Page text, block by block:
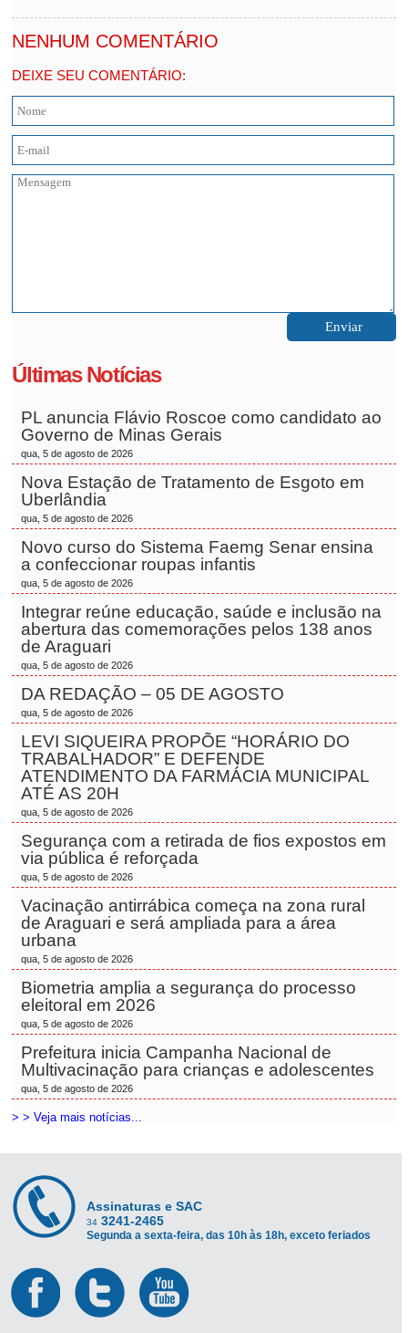
NENHUM COMENTÁRIO
DEIXE SEU COMENTÁRIO:
Últimas Notícias
PL anuncia Flávio Roscoe como candidato ao
Governo de Minas Gerais
qua, 5 de agosto de 2026
Nova Estação de Tratamento de Esgoto em
Uberlândia
qua, 5 de agosto de 2026
Novo curso do Sistema Faemg Senar ensina
a confeccionar roupas infantis
qua, 5 de agosto de 2026
Integrar reúne educação, saúde e inclusão na
abertura das comemorações pelos 138 anos
de Araguari
qua, 5 de agosto de 2026
DA REDAÇÃO – 05 DE AGOSTO
qua, 5 de agosto de 2026
LEVI SIQUEIRA PROPÕE “HORÁRIO DO
TRABALHADOR” E DEFENDE
ATENDIMENTO DA FARMÁCIA MUNICIPAL
ATÉ AS 20H
qua, 5 de agosto de 2026
Segurança com a retirada de fios expostos em
via pública é reforçada
qua, 5 de agosto de 2026
Vacinação antirrábica começa na zona rural
de Araguari e será ampliada para a área
urbana
qua, 5 de agosto de 2026
Biometria amplia a segurança do processo
eleitoral em 2026
qua, 5 de agosto de 2026
Prefeitura inicia Campanha Nacional de
Multivacinação para crianças e adolescentes
qua, 5 de agosto de 2026
> > Veja mais notícias...
Assinaturas e SAC
34 3241-2465
Segunda a sexta-feira, das 10h às 18h, exceto feriados